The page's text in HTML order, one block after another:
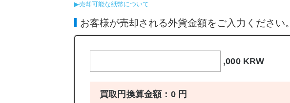
▶売却可能な紙幣について
お客様が売却される外貨金額をご入力ください。
,000 KRW
買取円換算金額： 0円